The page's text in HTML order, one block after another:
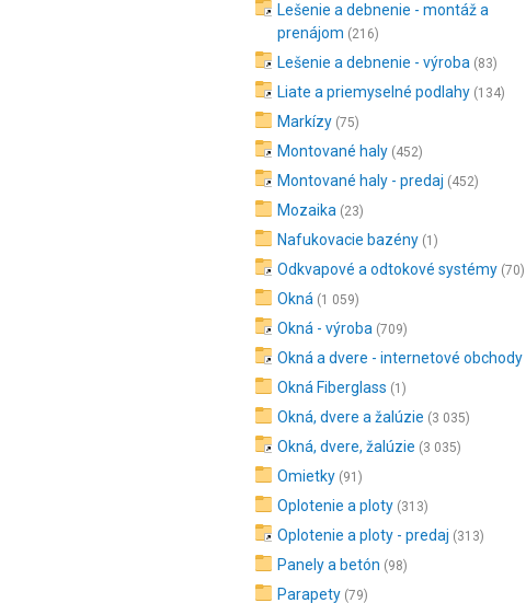
Lešenie a debnenie - montáž a
prenájom (216)
Lešenie a debnenie - výroba (83)
Liate a priemyselné podlahy (134)
Markízy (75)
Montované haly (452)
Montované haly - predaj (452)
Mozaika (23)
Nafukovacie bazény (1)
Odkvapové a odtokové systémy (70)
Okná (1 059)
Okná - výroba (709)
Okná a dvere - internetové obchody
Okná Fiberglass (1)
Okná, dvere a žalúzie (3 035)
Okná, dvere, žalúzie (3 035)
Omietky (91)
Oplotenie a ploty (313)
Oplotenie a ploty - predaj (313)
Panely a betón (98)
Parapety (79)